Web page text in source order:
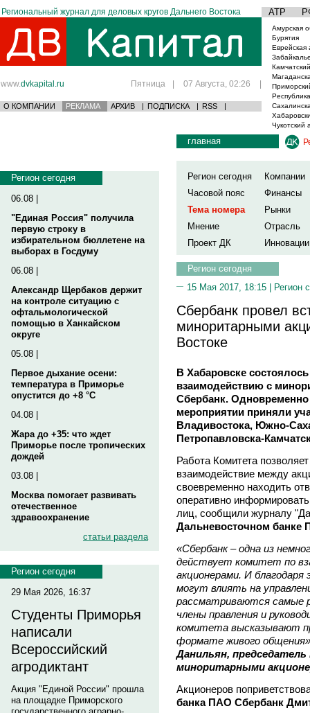
Региональный журнал для деловых кругов Дальнего Востока АТР
www.dvkapital.ru Пятница | 07 Августа, 02:26 |
О КОМПАНИИ РЕКЛАМА АРХИВ | ПОДПИСКА | RSS |
Амурская
Бурятия
Еврейская
Чукотский
Регион сегодня
06.08 |
"Единая Россия" получила
первую строку в
избирательном бюллетене на
выборах в Госдуму
06.08 |
Александр Щербаков держит
на контроле ситуацию с
офтальмологической
помощью в Ханкайском
округе
05.08 |
Первое дыхание осени:
температура в Приморье
опустится до +8 °C
04.08 |
Жара до +35: что ждет
Приморье после тропических
дождей
03.08 |
Москва помогает развивать
отечественное
здравоохранение
статьи раздела
Регион сегодня
29 Мая 2026, 16:37
Студенты Приморья
написали
Всероссийский
агродиктант
Акция "Единой России" прошла
на площадке Приморского
главная
Регион сегодня
Компании
Часовой пояс
Финансы
Тема номера
Рынки
Мнение
Отрасль
Проект ДК
Инновации
Регион сегодня
15 Мая 2017, 18:15 | Регион
Сбербанк провел
миноритарными
Востоке
В Хабаровске
взаимодействию с
Сбербанк.
мероприятии приняли
Владивостока, Южно-
Петропавловска-
Работа Комитета
взаимодействие между
своевременно находить
оперативно
лиц, сообщили журналу
Дальневосточном банке
«Сбербанк – одна из
действует комитет по
акционерами. И
могут влиять на
рассматриваются самые
члены правления и
комитета высказывают
формате живого
Данильян,
миноритарными
Акционеров
банка ПАО Сбербанк